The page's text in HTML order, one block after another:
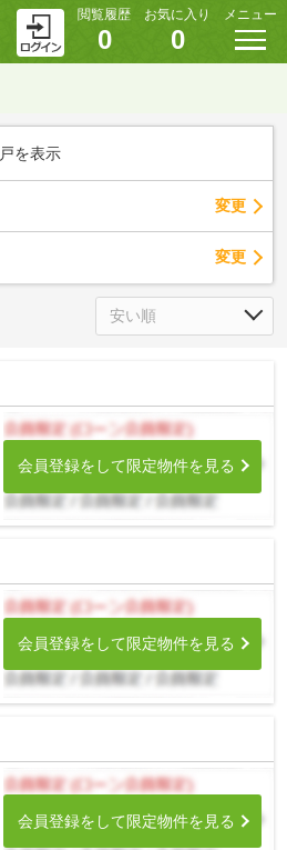
閲覧履歴
0
お気に入り
0
メニュー
戸を表示
変更
変更
会員登録をして限定物件を見る
会員登録をして限定物件を見る
会員登録をして限定物件を見る